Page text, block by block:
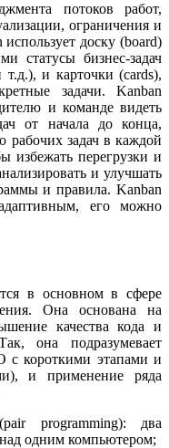
потоков работ,
ограничения и
доску (board)
статусы бизнес-задач
и карточки (cards),
задачи. Kanban
и команде видеть
от начала до конца,
рабочих задач в каждой
избежать перегрузки и
и улучшать
и правила. Kanban
его можно
в основном в сфере
Она основана на
качества кода и
она подразумевает
с короткими этапами и
и применение ряда
programming): два
над одним компьютером;